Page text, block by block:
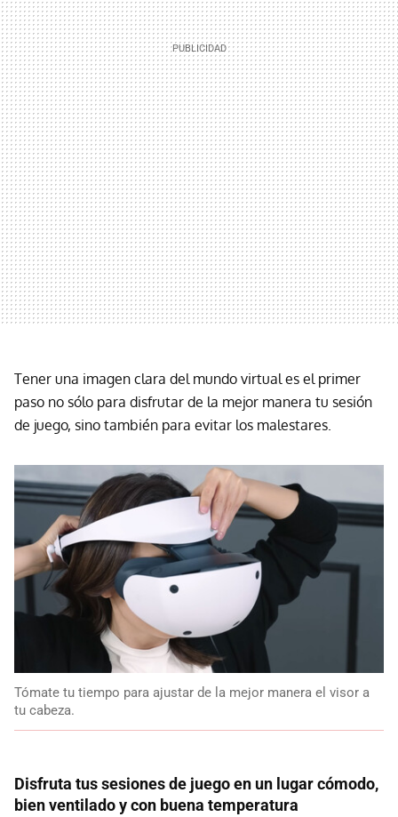
Tener una imagen clara del mundo virtual es el primer
paso no sólo para disfrutar de la mejor manera tu sesión
de juego, sino también para evitar los malestares.
Tómate tu tiempo para ajustar de la mejor manera el visor a
tu cabeza.
Disfruta tus sesiones de juego en un lugar cómodo,
bien ventilado y con buena temperatura